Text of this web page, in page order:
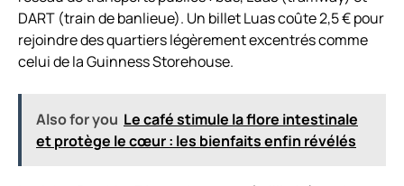
DART (train de banlieue). Un billet Luas coûte 2,5 € pour
rejoindre des quartiers légèrement excentrés comme
celui de la Guinness Storehouse.
Also for you Le café stimule la flore intestinale
et protège le cœur : les bienfaits enfin révélés